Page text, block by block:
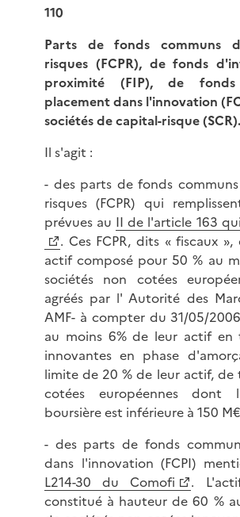
110
Parts de fonds communs
risques (FCPR), de fonds
proximité (FIP), de
placement dans l'innovation
sociétés de capital-risque (SCR).
Il s'agit :
- des parts de fonds
risques (FCPR) qui
prévues au II de l'article 163
. Ces FCPR, dits « fiscaux
actif composé pour 50 % au
sociétés non cotées
agréés par l' Autorité des
AMF- à compter du 31/05/
au moins 6% de leur actif en
innovantes en phase
limite de 20 % de leur actif, de
cotées européennes dont
boursière est inférieure à 150
- des parts de fonds
dans l'innovation (FCPI)
L214-30 du Comofi
.
constitué à hauteur de 60 %